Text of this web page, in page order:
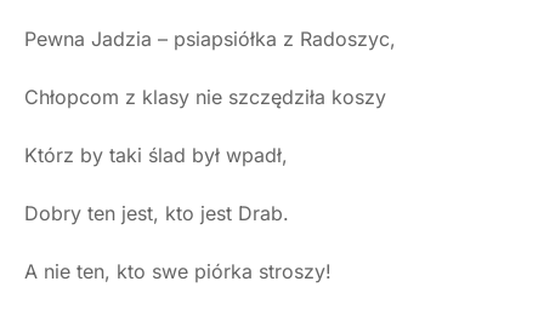
Pewna Jadzia – psiapsiółka z Radoszyc,
Chłopcom z klasy nie szczędziła koszy
Którz by taki ślad był wpadł,
Dobry ten jest, kto jest Drab.
A nie ten, kto swe piórka stroszy!